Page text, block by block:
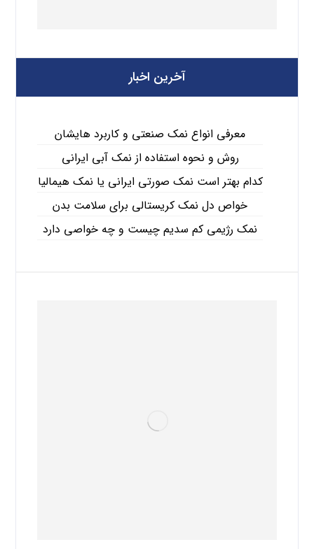
آخرین اخبار
معرفی انواع نمک صنعتی و کاربرد هایشان
روش و نحوه استفاده از نمک آبی ایرانی
کدام بهتر است نمک صورتی ایرانی یا نمک هیمالیا
خواص دل نمک کریستالی برای سلامت بدن
نمک رژیمی کم سدیم چیست و چه خواصی دارد